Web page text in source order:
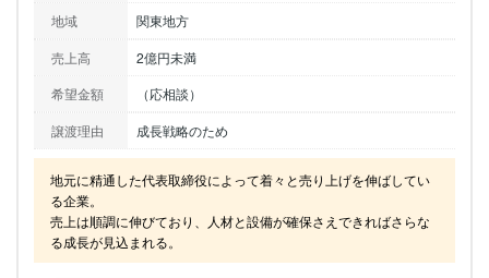
地域
関東地方
売上高
2億円未満
希望金額
（応相談）
譲渡理由
成長戦略のため
地元に精通した代表取締役によって着々と売り上げを伸ばしてい
る企業。
売上は順調に伸びており、人材と設備が確保さえできればさらな
る成長が見込まれる。